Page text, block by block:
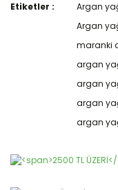
Bu
Bu ürünün fiyat
konularda yetersiz
kullanarak tarafımıza
Görüş ve önerileriniz
Ürün resmi
Ürün
Ürün bilgilerinde
Bu ürüne benzer
Etiketler : Argan
Argan
maranki
argan
argan
argan
argan